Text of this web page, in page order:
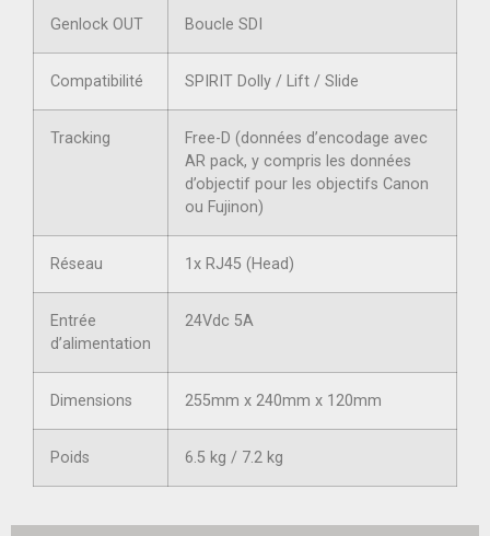
Genlock OUT Boucle SDI
Compatibilité SPIRIT Dolly / Lift / Slide
Tracking
Free-D (données d’encodage avec
AR pack, y compris les données
d’objectif pour les objectifs Canon
ou Fujinon)
Réseau 1x RJ45 (Head)
Entrée
d’alimentation
24Vdc 5A
Dimensions 255mm x 240mm x 120mm
Poids 6.5 kg / 7.2 kg